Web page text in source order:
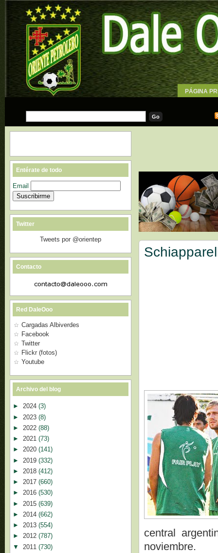
PÁGINA
central
noviembre.
Entérate de todo
Email
Twitter
Tweets por @orientep
Contacto
Red DaleOoo
Cargadas Albiverdes
Facebook
Twitter
Flickr (fotos)
Youtube
Archivo del blog
► 2024 (3)
► 2023 (8)
► 2022 (88)
► 2021 (73)
► 2020 (141)
► 2019 (332)
► 2018 (412)
► 2017 (660)
► 2016 (530)
► 2015 (639)
► 2014 (662)
► 2013 (554)
► 2012 (787)
▼ 2011 (730)